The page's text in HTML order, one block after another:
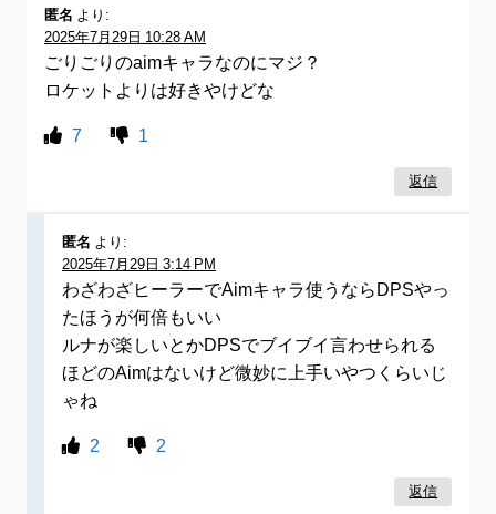
匿名 より:
2025年7月29日 10:28 AM
ごりごりのaimキャラなのにマジ？
ロケットよりは好きやけどな
7 1
返信
匿名 より:
2025年7月29日 3:14 PM
わざわざヒーラーでAimキャラ使うならDPSやっ
たほうが何倍もいい
ルナが楽しいとかDPSでブイブイ言わせられる
ほどのAimはないけど微妙に上手いやつくらいじ
ゃね
2 2
返信